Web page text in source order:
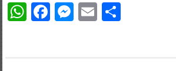
WhatsApp
Facebook
Messenger
EmailTeilen